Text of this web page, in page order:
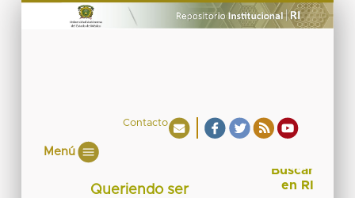
Contacto
Menú
Queriendo ser
Buscar
en RI